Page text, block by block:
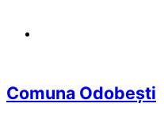
Comuna Odobești